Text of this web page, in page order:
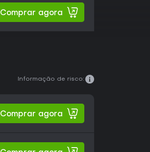
Comprar agora
Informação de risco:
Comprar agora